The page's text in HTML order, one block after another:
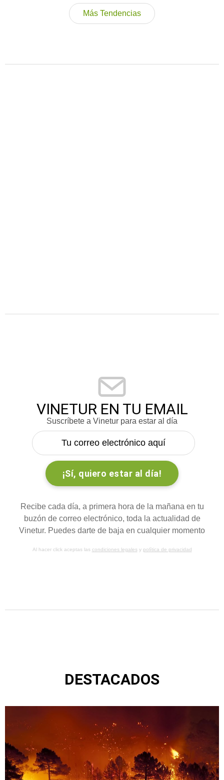
Más Tendencias
VINETUR EN TU EMAIL
Suscríbete a Vinetur para estar al día
Recibe cada día, a primera hora de la mañana en tu
buzón de correo electrónico, toda la actualidad de
Vinetur. Puedes darte de baja en cualquier momento
Al hacer click aceptas las condiciones legalesy política de privacidad
DESTACADOS